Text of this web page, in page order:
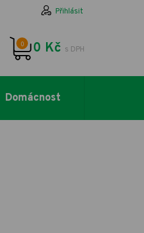
Přihlásit
0 0 Kč s DPH
Domácnost